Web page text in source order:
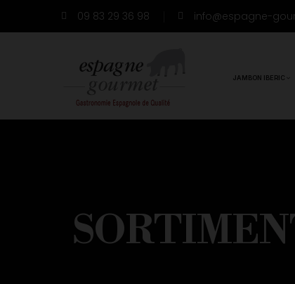
09 83 29 36 98 info@espagne-
JAMBON IBERIC